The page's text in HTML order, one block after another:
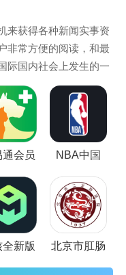
办理。
”功能，随时查看业
来获得各种新闻实事资
非常方便的阅读，和最
际国内社会上发生的一
款不错的手机资讯阅读
通会员 NBA中国
全新版 北京市肛肠